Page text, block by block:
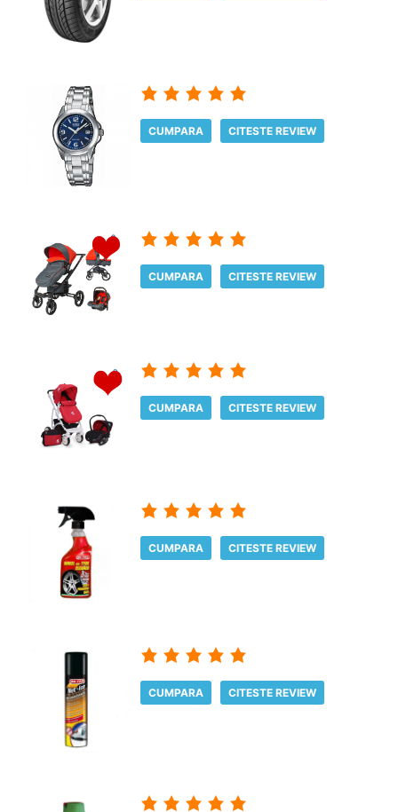
CUMPARA CITESTE REVIEW
CUMPARA CITESTE REVIEW
CUMPARA CITESTE REVIEW
CUMPARA CITESTE REVIEW
CUMPARA CITESTE REVIEW